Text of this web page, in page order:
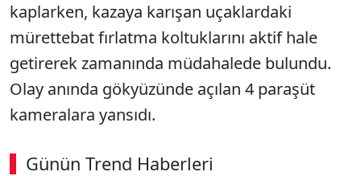
kaplarken, kazaya karışan uçaklardaki
mürettebat fırlatma koltuklarını aktif hale
getirerek zamanında müdahalede bulundu.
Olay anında gökyüzünde açılan 4 paraşüt
kameralara yansıdı.
Günün Trend Haberleri